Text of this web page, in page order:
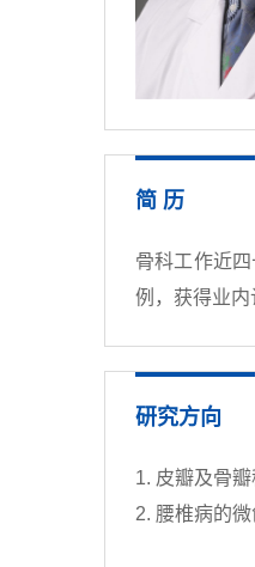
简 历
骨科工作近
例，获得业
研究方向
1. 皮瓣及骨
2. 腰椎病的